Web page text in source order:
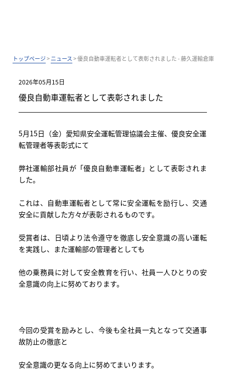
トップページ>ニュース>優良自動車運転者として表彰されました - 藤久運輸倉庫
2026年05月15日
優良自動車運転者として表彰されました
5月15日（金）愛知県安全運転管理協議会主催、優良安全運
転管理者等表彰式にて
弊社運輸部社員が「優良自動車運転者」として表彰されま
した。
これは、自動車運転者として常に安全運転を励行し、交通
安全に貢献した方々が表彰されるものです。
受賞者は、日頃より法令遵守を徹底し安全意識の高い運転
を実践し、また運輸部の管理者としても
他の乗務員に対して安全教育を行い、社員一人ひとりの安
全意識の向上に努めております。
今回の受賞を励みとし、今後も全社員一丸となって交通事
故防止の徹底と
安全意識の更なる向上に努めてまいります。